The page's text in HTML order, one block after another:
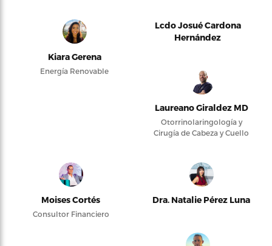
Kiara Gerena
Energía Renovable
Lcdo Josué Cardona
Hernández
Laureano Giraldez MD
Otorrinolaringología y
Cirugía de Cabeza y Cuello
Moises Cortés
Consultor Financiero
Dra. Natalie Pérez Luna